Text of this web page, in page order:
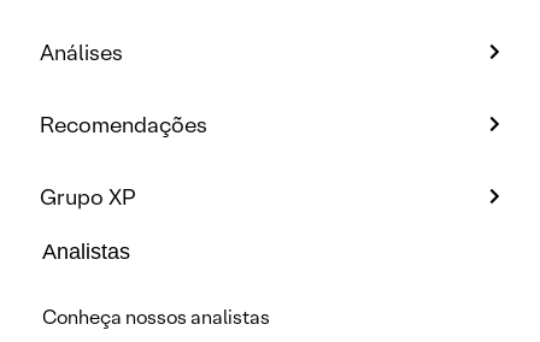
Análises
Recomendações
Grupo XP
Analistas
Conheça nossos analistas